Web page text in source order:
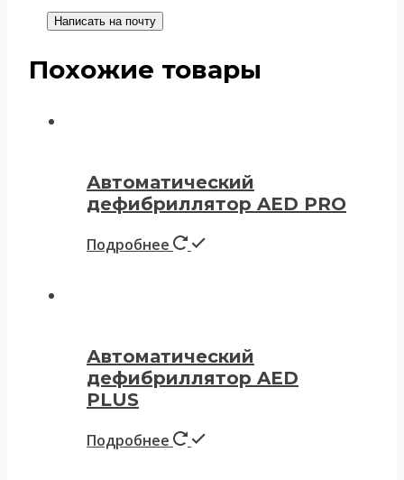
Написать на почту
Похожие товары
Автоматический
дефибриллятор AED PRO
Подробнее
Автоматический
дефибриллятор AED
PLUS
Подробнее